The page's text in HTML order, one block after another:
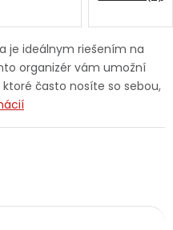
obchodu
účet
v lehote 14 dní
je ideálnym riešením na
organizér vám umožní
často nosíte so sebou,